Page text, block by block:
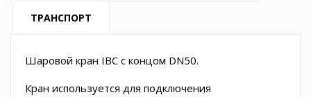
ТРАНСПОРТ
Шаровой кран IBC с концом DN50.
Кран используется для подключения